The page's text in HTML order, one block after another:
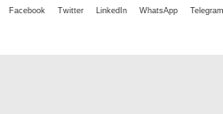
Facebook Twitter LinkedIn WhatsApp Telegram